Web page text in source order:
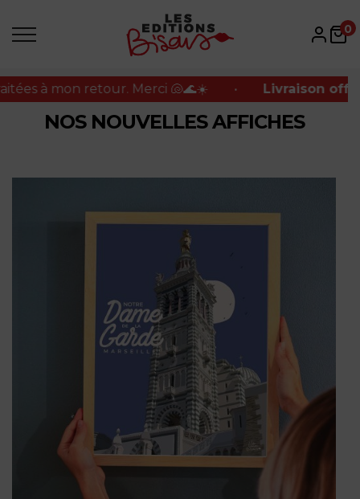
à mon retour. Merci 🐚🌊☀️
à mon retour. Merci 🐚🌊☀️ • Livraison offerte
0
NOS NOUVELLES AFFICHES